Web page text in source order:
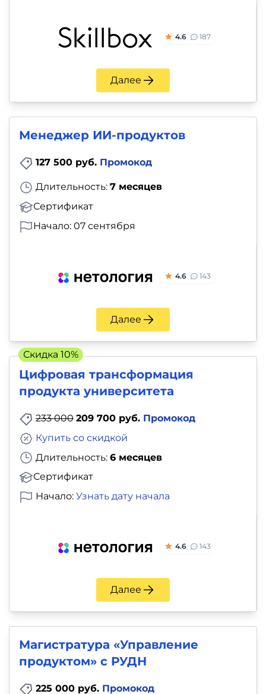
4.6 187
Далее
Менеджер ИИ-продуктов
127 500 руб. Промокод
Длительность: 7 месяцев
Сертификат
Начало: 07 сентября
4.6 143
Далее
Цифровая трансформация
продукта университета
233 000 209 700 руб. Промокод
Длительность: 6 месяцев
Сертификат
Купить со скидкой
Начало: Узнать дату начала
4.6 143
Далее
Скидка 10%
Магистратура «Управление
продуктом» с РУДН
225 000 руб. Промокод